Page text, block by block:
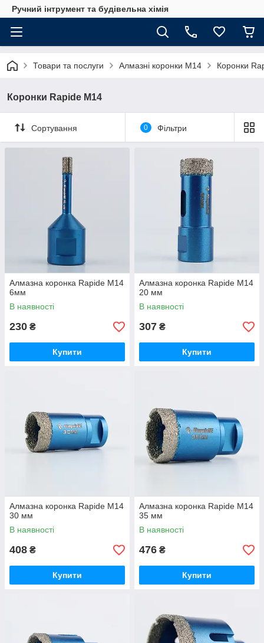
Ручний інтрумент та будівельна хімія
Товари та послуги Алмазні коронки М14 Коронки
Коронки Rapide M14
Сортування 0 Фільтри
Алмазна коронка Rapide М14
6мм
В наявності
230 ₴
Купити
Алмазна коронка Rapide М14
20 мм
В наявності
307 ₴
Купити
Алмазна коронка Rapide М14
30 мм
В наявності
408 ₴
Купити
Алмазна коронка Rapide М14
35 мм
В наявності
476 ₴
Купити